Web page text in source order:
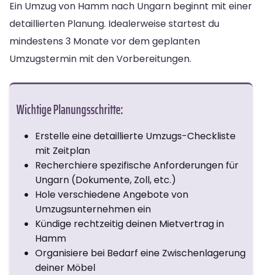
Ein Umzug von Hamm nach Ungarn beginnt mit einer
detaillierten Planung. Idealerweise startest du
mindestens 3 Monate vor dem geplanten
Umzugstermin mit den Vorbereitungen.
Wichtige Planungsschritte:
Erstelle eine detaillierte Umzugs-Checkliste
mit Zeitplan
Recherchiere spezifische Anforderungen für
Ungarn (Dokumente, Zoll, etc.)
Hole verschiedene Angebote von
Umzugsunternehmen ein
Kündige rechtzeitig deinen Mietvertrag in
Hamm
Organisiere bei Bedarf eine Zwischenlagerung
deiner Möbel